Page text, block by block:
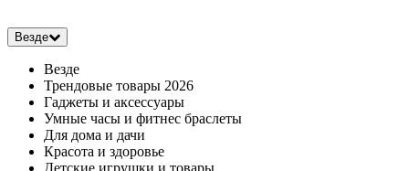
Везде
Везде
Трендовые товары 2026
Гаджеты и аксессуары
Умные часы и фитнес браслеты
Для дома и дачи
Красота и здоровье
Детские игрушки и товары